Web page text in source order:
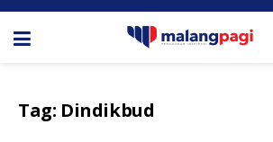
Tag: Dindikbud